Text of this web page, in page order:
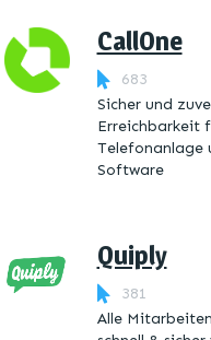
CallOne
683
Sicher und
Erreichbarkeit
Telefonanlage
Software
Quiply
381
Alle